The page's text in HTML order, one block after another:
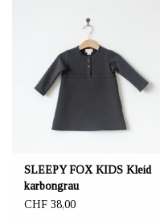
SLEEPY FOX KIDS Kleid
karbongrau
CHF 38,00